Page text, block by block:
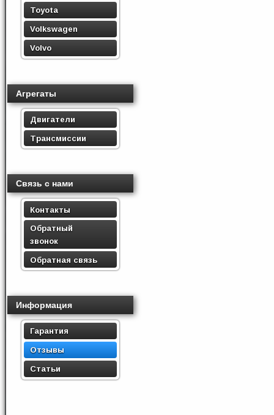
Toyota
Volkswagen
Volvo
Агрегаты
Двигатели
Трансмиссии
Связь с нами
Контакты
Обратный
звонок
Обратная связь
Информация
Гарантия
Отзывы
Статьи